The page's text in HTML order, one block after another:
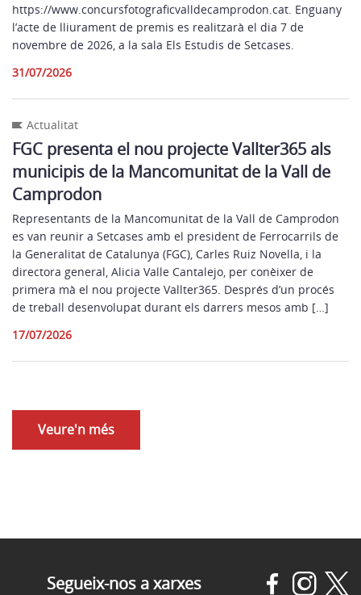
https://www.concursfotograficvalldecamprodon.cat. Enguany
l’acte de lliurament de premis es realitzarà el dia 7 de
novembre de 2026, a la sala Els Estudis de Setcases.
31/07/2026
Actualitat
FGC presenta el nou projecte Vallter365 als
municipis de la Mancomunitat de la Vall de
Camprodon
Representants de la Mancomunitat de la Vall de Camprodon
es van reunir a Setcases amb el president de Ferrocarrils de
la Generalitat de Catalunya (FGC), Carles Ruiz Novella, i la
directora general, Alicia Valle Cantalejo, per conèixer de
primera mà el nou projecte Vallter365. Després d’un procés
de treball desenvolupat durant els darrers mesos amb […]
17/07/2026
Veure'n més
Segueix-nos a xarxes